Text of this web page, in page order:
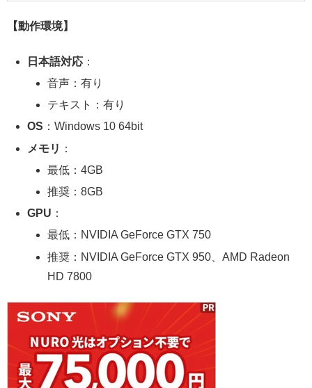
【動作環境】
日本語対応 ：
音声：有り
テキスト：有り
OS ：Windows 10 64bit
メモリ ：
最低：4GB
推奨：8GB
GPU ：
最低：NVIDIA GeForce GTX 750
推奨：NVIDIA GeForce GTX 950、AMD Radeon
HD 7800